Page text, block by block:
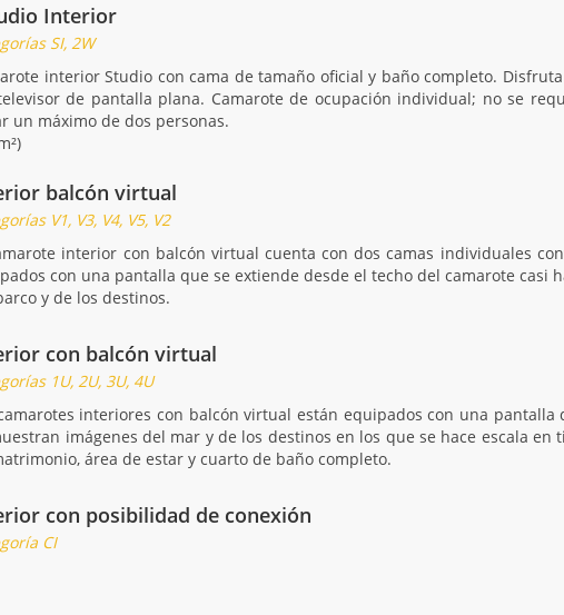
Interior
SI, 2W
interior Studio con cama de tamaño oficial y baño completo.
de pantalla plana. Camarote de ocupación individual; no se
un máximo de dos personas.
balcón virtual
V1, V3, V4, V5, V2
interior con balcón virtual cuenta con dos camas individuales
con una pantalla que se extiende desde el techo del camarote casi
y de los destinos.
con balcón virtual
1U, 2U, 3U, 4U
interiores con balcón virtual están equipados con una
imágenes del mar y de los destinos en los que se hace escala
área de estar y cuarto de baño completo.
con posibilidad de conexión
CI